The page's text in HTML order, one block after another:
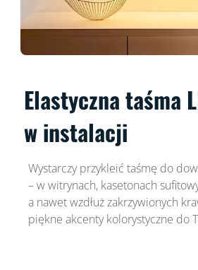
Elastyczna taśma
w instalacji
Wystarczy przykleić taśmę do
– w witrynach, kasetonach
a nawet wzdłuż zakrzywionych
piękne akcenty kolorystyczne do